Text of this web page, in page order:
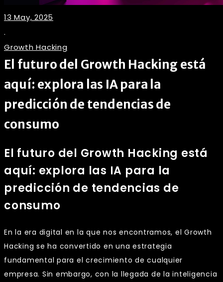
13 May, 2025
.
Growth Hacking
El futuro del Growth Hacking está
aquí: explora las IA para la
predicción de tendencias de
consumo
El futuro del Growth Hacking está
aquí: explora las IA para la
predicción de tendencias de
consumo
En la era digital en la que nos encontramos, el Growth
Hacking se ha convertido en una estrategia
fundamental para el crecimiento de cualquier
empresa. Sin embargo, con la llegada de la inteligencia